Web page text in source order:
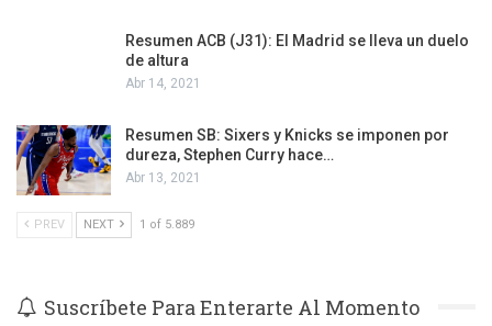
Resumen ACB (J31): El Madrid se lleva un duelo
de altura
Abr 14, 2021
Resumen SB: Sixers y Knicks se imponen por
dureza, Stephen Curry hace…
Abr 13, 2021
PREV NEXT 1 of 5.889
Suscríbete Para Enterarte Al Momento